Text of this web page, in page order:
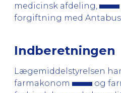
medicinsk afdeling,
forgiftning med Antabus.
Indberetningen
Lægemiddelstyrelsen
farmakonom
og